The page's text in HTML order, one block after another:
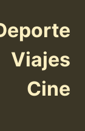
Viajes
Cine